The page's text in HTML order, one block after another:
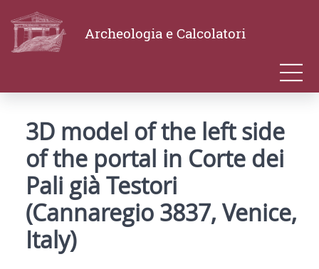
Archeologia e Calcolatori
3D model of the left side
of the portal in Corte dei
Pali già Testori
(Cannaregio 3837, Venice,
Italy)